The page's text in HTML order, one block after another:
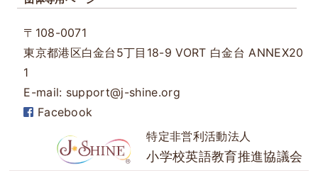
〒108-0071
東京都港区白金台5丁目18-9 VORT 白金台 ANNEX20
1
E-mail: support@j-shine.org
Facebook
特定非営利活動法人
小学校英語教育推進協議会